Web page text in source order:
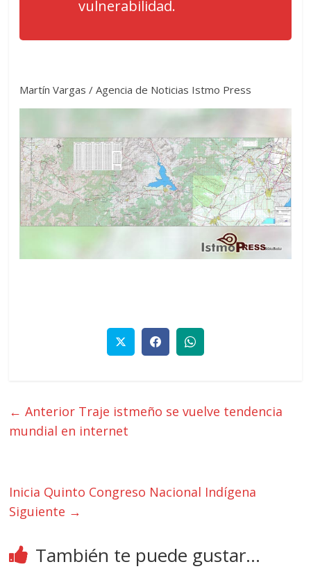
vulnerabilidad.
Martín Vargas / Agencia de Noticias Istmo Press
← Anterior Traje istmeño se vuelve tendencia
mundial en internet
Inicia Quinto Congreso Nacional Indígena
Siguiente →
También te puede gustar...